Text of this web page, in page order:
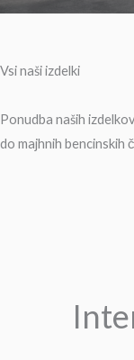
Vsi naši izdelki
Ponudba naših
do majhnih bencinskih